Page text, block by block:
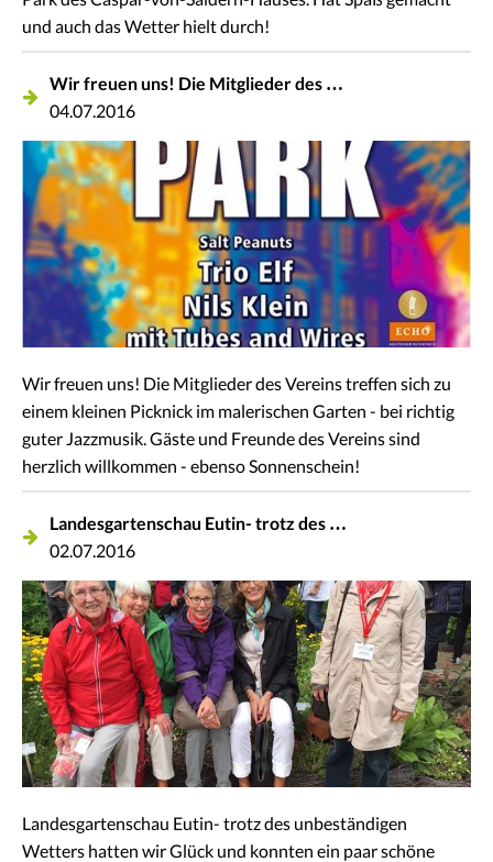
und auch das Wetter hielt durch!
Wir freuen uns! Die Mitglieder des …
04.07.2016
Wir freuen uns! Die Mitglieder des Vereins treffen sich zu
einem kleinen Picknick im malerischen Garten - bei richtig
guter Jazzmusik. Gäste und Freunde des Vereins sind
herzlich willkommen - ebenso Sonnenschein!
Landesgartenschau Eutin- trotz des …
02.07.2016
Landesgartenschau Eutin- trotz des unbeständigen
Wetters hatten wir Glück und konnten ein paar schöne